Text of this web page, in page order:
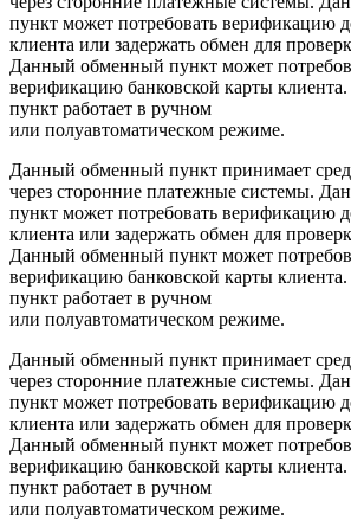
пункт может потребовать верификацию
клиента или задержать обмен для
Данный обменный пункт может
верификацию банковской карты
пункт работает в ручном
или полуавтоматическом режиме.
Данный обменный пункт принимает
через сторонние платежные системы.
пункт может потребовать верификацию
клиента или задержать обмен для
Данный обменный пункт может
верификацию банковской карты
пункт работает в ручном
или полуавтоматическом режиме.
Данный обменный пункт принимает
через сторонние платежные системы.
пункт может потребовать верификацию
клиента или задержать обмен для
Данный обменный пункт может
верификацию банковской карты
пункт работает в ручном
или полуавтоматическом режиме.